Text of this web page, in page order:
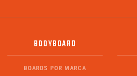
BODYBOARD
BOARDS POR MARCA